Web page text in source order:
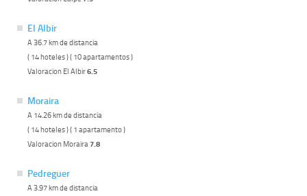
El Albir
A 36.7 km de distancia
( 14 hoteles ) ( 10 apartamentos )
Valoracion El Albir6.5
Moraira
A 14.26 km de distancia
( 14 hoteles ) ( 1 apartamento )
Valoracion Moraira7.8
Pedreguer
A 3.97 km de distancia